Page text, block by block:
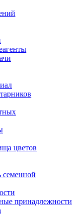
цветов
семенной
принадлежности